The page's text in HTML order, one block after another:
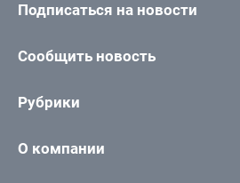
Подписаться на новости
Сообщить новость
Рубрики
О компании